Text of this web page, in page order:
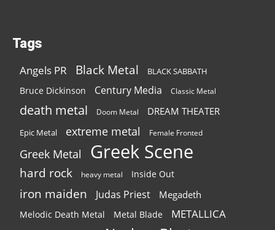
Tags
Angels PR Black Metal BLACK SABBATH
Bruce Dickinson Century Media Classic Metal
death metal Doom Metal DREAM THEATER
Epic Metal extreme metal Female Fronted
Greek Metal Greek Scene
hard rock heavy metal Inside Out
iron maiden Judas Priest Megadeth
Melodic Death Metal Metal Blade METALLICA